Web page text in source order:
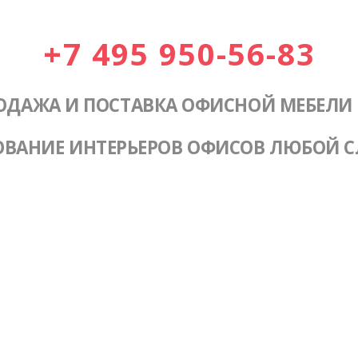
+7 495 950-56-83
И ПОСТАВКА ОФИСНОЙ МЕБЕЛИ
ИНТЕРЬЕРОВ ОФИСОВ ЛЮБОЙ